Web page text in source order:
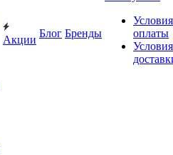
Акции
Блог Бренды
Условия
оплаты
Условия